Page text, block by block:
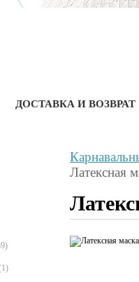
ДОСТАВКА И ВОЗВРАТ
Латексная